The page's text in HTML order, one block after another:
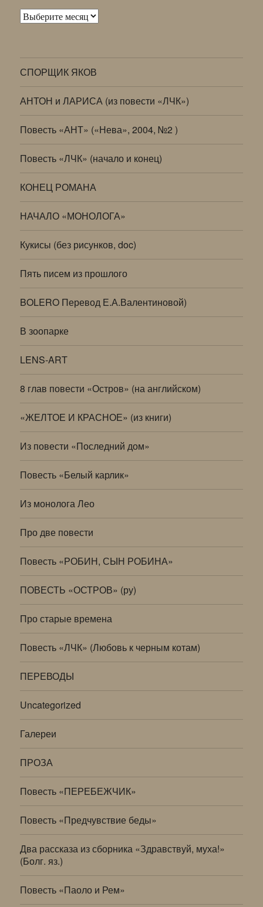
Архивы
СПОРЩИК ЯКОВ
АНТОН и ЛАРИСА (из повести «ЛЧК»)
Повесть «АНТ» («Нева», 2004, №2 )
Повесть «ЛЧК» (начало и конец)
КОНЕЦ РОМАНА
НАЧАЛО «МОНОЛОГА»
Кукисы (без рисунков, doc)
Пять писем из прошлого
BOLERO Перевод Е.А.Валентиновой)
В зоопарке
LENS-ART
8 глав повести «Остров» (на английском)
«ЖЕЛТОЕ И КРАСНОЕ» (из книги)
Из повести «Последний дом»
Повесть «Белый карлик»
Из монолога Лео
Про две повести
Повесть «РОБИН, СЫН РОБИНА»
ПОВЕСТЬ «ОСТРОВ» (ру)
Про старые времена
Повесть «ЛЧК» (Любовь к черным котам)
ПЕРЕВОДЫ
Uncategorized
Галереи
ПРОЗА
Повесть «ПЕРЕБЕЖЧИК»
Повесть «Предчувствие беды»
Два рассказа из сборника «Здравствуй, муха!»
(Болг. яз.)
Повесть «Паоло и Рем»